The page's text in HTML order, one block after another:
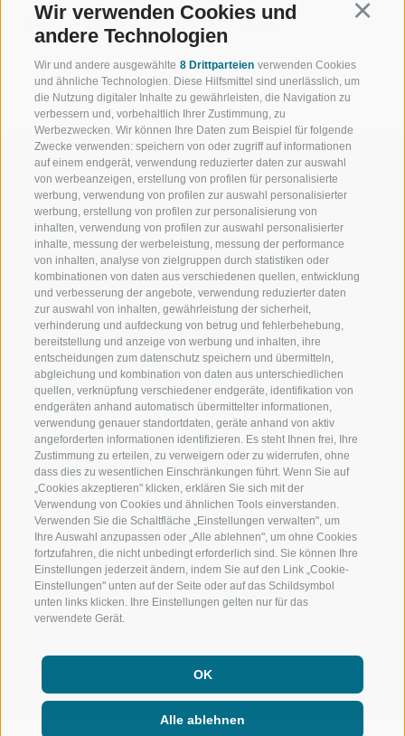
Wir verwenden Cookies und
andere Technologien
Wir und andere ausgewählte 8 Drittparteien verwenden Cookies
und ähnliche Technologien. Diese Hilfsmittel sind unerlässlich, um
die Nutzung digitaler Inhalte zu gewährleisten, die Navigation zu
verbessern und, vorbehaltlich Ihrer Zustimmung, zu
Werbezwecken. Wir können Ihre Daten zum Beispiel für folgende
Zwecke verwenden: speichern von oder zugriff auf informationen
auf einem endgerät, verwendung reduzierter daten zur auswahl
von werbeanzeigen, erstellung von profilen für personalisierte
werbung, verwendung von profilen zur auswahl personalisierter
werbung, erstellung von profilen zur personalisierung von
inhalten, verwendung von profilen zur auswahl personalisierter
inhalte, messung der werbeleistung, messung der performance
von inhalten, analyse von zielgruppen durch statistiken oder
kombinationen von daten aus verschiedenen quellen, entwicklung
und verbesserung der angebote, verwendung reduzierter daten
zur auswahl von inhalten, gewährleistung der sicherheit,
verhinderung und aufdeckung von betrug und fehlerbehebung,
bereitstellung und anzeige von werbung und inhalten, ihre
entscheidungen zum datenschutz speichern und übermitteln,
abgleichung und kombination von daten aus unterschiedlichen
quellen, verknüpfung verschiedener endgeräte, identifikation von
endgeräten anhand automatisch übermittelter informationen,
verwendung genauer standortdaten, geräte anhand von aktiv
angeforderten informationen identifizieren. Es steht Ihnen frei, Ihre
Zustimmung zu erteilen, zu verweigern oder zu widerrufen, ohne
dass dies zu wesentlichen Einschränkungen führt. Wenn Sie auf
„Cookies akzeptieren" klicken, erklären Sie sich mit der
Verwendung von Cookies und ähnlichen Tools einverstanden.
Verwenden Sie die Schaltfläche „Einstellungen verwalten", um
Ihre Auswahl anzupassen oder „Alle ablehnen", um ohne Cookies
fortzufahren, die nicht unbedingt erforderlich sind. Sie können Ihre
Einstellungen jederzeit ändern, indem Sie auf den Link „Cookie-
Einstellungen" unten auf der Seite oder auf das Schildsymbol
unten links klicken. Ihre Einstellungen gelten nur für das
verwendete Gerät.
OK
Alle ablehnen
24.07. - 26.07.2026 08:00 - 18:00
WILLKOMMEN IN DER
FERIENREGION RATSCHINGS
JAUFENTAL
RATSCHINGS
RIDNAUNTAL
BERGBAHNEN
SKISCHULE RATSCHINGS
LUISL'S SKISCHULE IN RATSCHINGS
SPORT UND
MENGE
SKIFAHREN
WANDERN
HOCHALPINE
BIKEN
LANGLAUFEN
FOLGE UNS AUF SOCIAL MEDIA